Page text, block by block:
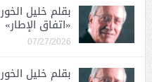
بقلم خليل
«اتفاق الإطار»
07/27/2026
بقلم خليل